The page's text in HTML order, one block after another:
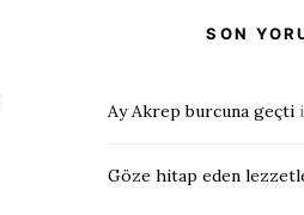
SON
Ay Akrep burcuna geçti
Göze hitap eden